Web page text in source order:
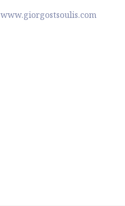
www.giorgostsoulis.com